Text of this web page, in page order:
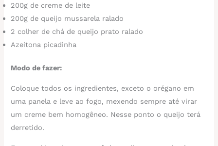
200g de creme de leite
200g de queijo mussarela ralado
2 colher de chá de queijo prato ralado
Azeitona picadinha
Modo de fazer:
Coloque todos os ingredientes, exceto o orégano em
uma panela e leve ao fogo, mexendo sempre até virar
um creme bem homogêneo. Nesse ponto o queijo terá
derretido.